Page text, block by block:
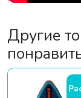
Другие